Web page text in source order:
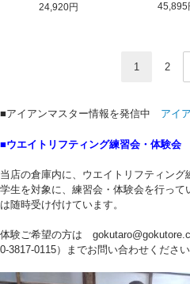
24,920円 45,895
1
2
■アイアンマスター情報を発信中 アイ
■ウエイトリフティング練習会・体験会
当店の倉庫内に、ウエイトリフティン
学生を対象に、練習会・体験会を行っ
は随時受け付けています。
体験ご希望の方は
0-3817-0115）までお問い合わせください